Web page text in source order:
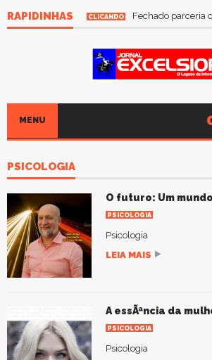
RAPIDINHAS CLICANDO Fechado parceria
MENU
PSICOLOGIA
O futuro: Um
PSICOLOGIA
Psicologia
LEIA MAIS
A essÃªncia da
PSICOLOGIA
Psicologia